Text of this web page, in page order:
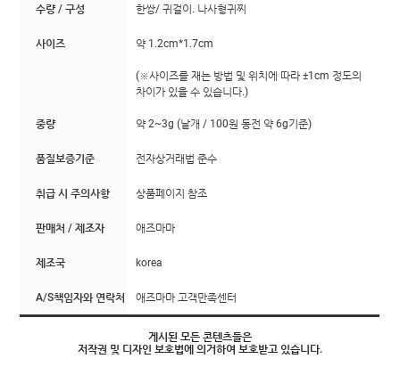
수량 / 구성 한쌍/ 귀걸이. 나사형귀찌
사이즈 약 1.2cm*1.7cm
(※사이즈를 재는 방법 및 위치에 따라 ±1cm 정도의
차이가 있을 수 있습니다.)
중량 약 2~3g (낱개 / 100원 동전 약 6g기준)
품질보증기준 전자상거래법 준수
취급 시 주의사항 상품페이지 참조
판매처 / 제조자 애즈마마
제조국 korea
A/S책임자와 연락처 애즈마마 고객만족센터
게시된 모든 콘텐츠들은
저작권 및 디자인 보호법에 의거하여 보호받고 있습니다.